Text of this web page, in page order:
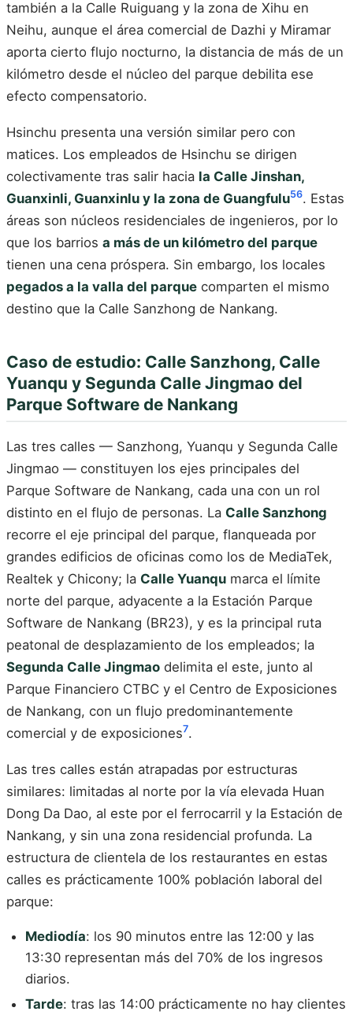
también a la Calle Ruiguang y la zona de Xihu en
Neihu, aunque el área comercial de Dazhi y Miramar
aporta cierto flujo nocturno, la distancia de más de un
kilómetro desde el núcleo del parque debilita ese
efecto compensatorio.
Hsinchu presenta una versión similar pero con
matices. Los empleados de Hsinchu se dirigen
colectivamente tras salir hacia la Calle Jinshan,
Guanxinli, Guanxinlu y la zona de Guangfulu56. Estas
áreas son núcleos residenciales de ingenieros, por lo
que los barrios a más de un kilómetro del parque
tienen una cena próspera. Sin embargo, los locales
pegados a la valla del parque comparten el mismo
destino que la Calle Sanzhong de Nankang.
Caso de estudio: Calle Sanzhong, Calle
Yuanqu y Segunda Calle Jingmao del
Parque Software de Nankang
Las tres calles — Sanzhong, Yuanqu y Segunda Calle
Jingmao — constituyen los ejes principales del
Parque Software de Nankang, cada una con un rol
distinto en el flujo de personas. La Calle Sanzhong
recorre el eje principal del parque, flanqueada por
grandes edificios de oficinas como los de MediaTek,
Realtek y Chicony; la Calle Yuanqu marca el límite
norte del parque, adyacente a la Estación Parque
Software de Nankang (BR23), y es la principal ruta
peatonal de desplazamiento de los empleados; la
Segunda Calle Jingmao delimita el este, junto al
Parque Financiero CTBC y el Centro de Exposiciones
de Nankang, con un flujo predominantemente
comercial y de exposiciones7.
Las tres calles están atrapadas por estructuras
similares: limitadas al norte por la vía elevada Huan
Dong Da Dao, al este por el ferrocarril y la Estación de
Nankang, y sin una zona residencial profunda. La
estructura de clientela de los restaurantes en estas
calles es prácticamente 100% población laboral del
parque:
Mediodía: los 90 minutos entre las 12:00 y las
13:30 representan más del 70% de los ingresos
diarios.
Tarde: tras las 14:00 prácticamente no hay clientes